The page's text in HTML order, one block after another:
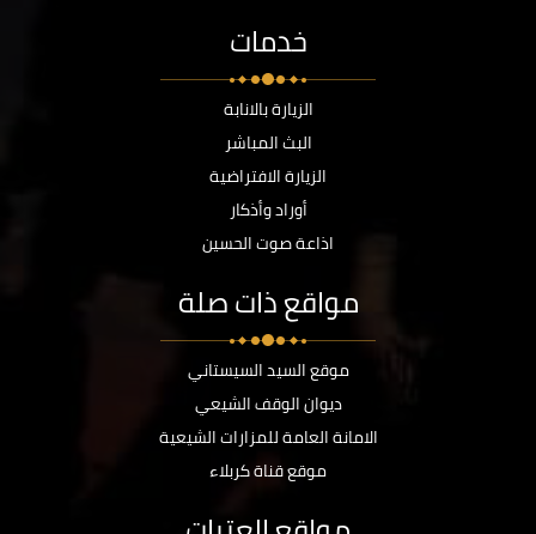
خدمات
الزيارة بالانابة
البث المباشر
الزيارة الافتراضية
أوراد وأذكار
اذاعة صوت الحسين
مواقع ذات صلة
موقع السيد السيستاني
ديوان الوقف الشيعي
الامانة العامة للمزارات الشيعية
موقع قناة كربلاء